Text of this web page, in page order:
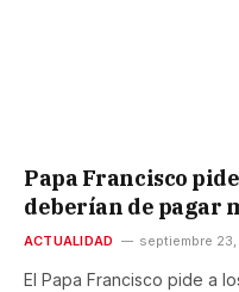
Papa Francisco
deberían de pagar
ACTUALIDAD septiembre
El Papa Francisco pide a